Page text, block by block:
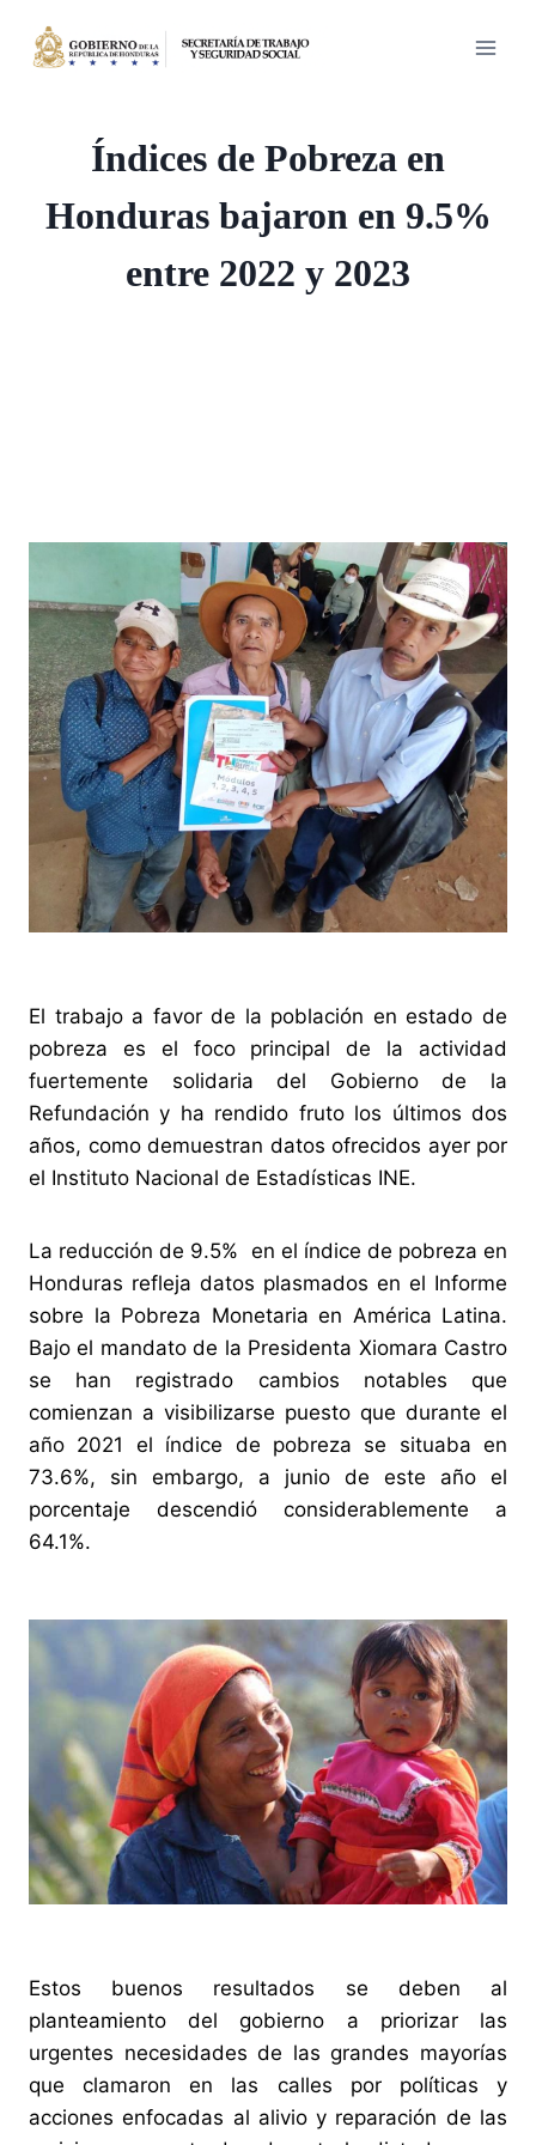
Índices de Pobreza en
Honduras bajaron en 9.5%
entre 2022 y 2023
El trabajo a favor de la población en estado de
pobreza es el foco principal de la actividad
fuertemente solidaria del Gobierno de la
Refundación y ha rendido fruto los últimos dos
años, como demuestran datos ofrecidos ayer por
el Instituto Nacional de Estadísticas INE.
La reducción de 9.5% en el índice de pobreza en
Honduras refleja datos plasmados en el Informe
sobre la Pobreza Monetaria en América Latina.
Bajo el mandato de la Presidenta Xiomara Castro
se han registrado cambios notables que
comienzan a visibilizarse puesto que durante el
año 2021 el índice de pobreza se situaba en
73.6%, sin embargo, a junio de este año el
porcentaje descendió considerablemente a
64.1%.
Estos buenos resultados se deben al
planteamiento del gobierno a priorizar las
urgentes necesidades de las grandes mayorías
que clamaron en las calles por políticas y
acciones enfocadas al alivio y reparación de las